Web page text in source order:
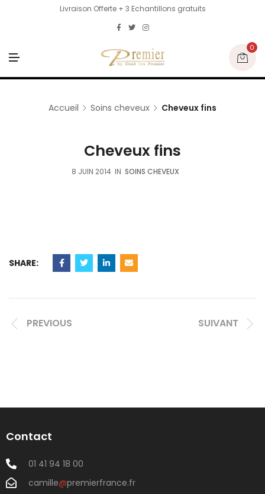
Livraison Offerte + 3 Echantillons gratuits
N
U
0
Accueil Soins cheveux Cheveux fins
Cheveux fins
8 JUIN 2014 IN SOINS CHEVEUX
SHARE:
PREVIOUS SUIVANT
Contact
01 41 94 18 00
camille@premierfrance.fr